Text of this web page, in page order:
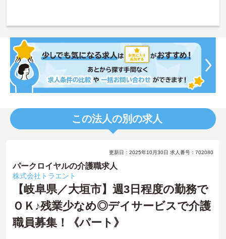
この法人の別の求人
更新日：2025年10月30日 求人番号：702080
パークロイヤルの介護職求人
株式会社トラエント
【岐阜県／大垣市】週3日程度の勤務で
ＯＫ♪残業少なめ◎デイサービスで介護
職員募集！《パート》